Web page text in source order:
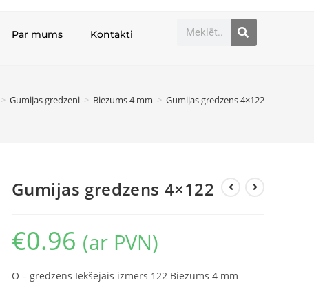
Par mums Kontakti
> Gumijas gredzeni > Biezums 4 mm > Gumijas gredzens 4×122
Gumijas gredzens 4×122
€0.96 (ar PVN)
O – gredzens Iekšējais izmērs 122 Biezums 4 mm